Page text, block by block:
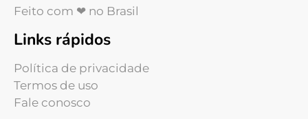
Feito com ❤ no Brasil
Links rápidos
Política de privacidade
Termos de uso
Fale conosco